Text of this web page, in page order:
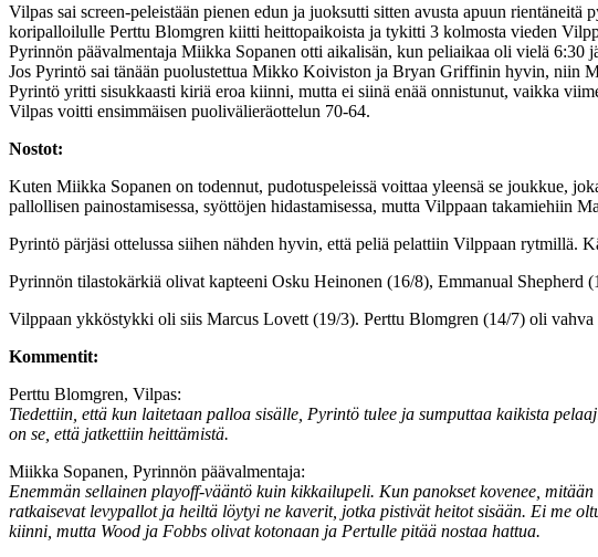
Vilpas sai screen-peleistään pienen edun ja juoksutti sitten avusta apuun
koripalloilulle Perttu Blomgren kiitti heittopaikoista ja tykitti 3 kolmosta vieden
Pyrinnön päävalmentaja Miikka Sopanen otti aikalisän, kun peliaikaa oli vielä 6:30
Jos Pyrintö sai tänään puolustettua Mikko Koiviston ja Bryan Griffinin hyvin, niin
Pyrintö yritti sisukkaasti kiriä eroa kiinni, mutta ei siinä enää onnistunut, vaikka
Vilpas voitti ensimmäisen puolivälieräottelun 70-64.
Nostot:
Kuten Miikka Sopanen on todennut, pudotuspeleissä voittaa yleensä se joukkue,
pallollisen painostamisessa, syöttöjen hidastamisessa, mutta Vilppaan takamiehiin
Pyrintö pärjäsi ottelussa siihen nähden hyvin, että peliä pelattiin Vilppaan rytmillä.
Pyrinnön tilastokärkiä olivat kapteeni Osku Heinonen (16/8), Emmanual
Vilppaan ykköstykki oli siis Marcus Lovett (19/3). Perttu Blomgren (14/7) oli vahva
Kommentit:
Perttu Blomgren, Vilpas:
Tiedettiin, että kun laitetaan palloa sisälle, Pyrintö tulee ja sumputtaa kaikista
on se, että jatkettiin heittämistä.
Miikka Sopanen, Pyrinnön päävalmentaja:
Enemmän sellainen playoff-vääntö kuin kikkailupeli. Kun panokset kovenee,
ratkaisevat levypallot ja heiltä löytyi ne kaverit, jotka pistivät heitot sisään. Ei me
kiinni, mutta Wood ja Fobbs olivat kotonaan ja Pertulle pitää nostaa hattua.